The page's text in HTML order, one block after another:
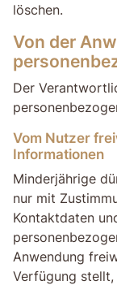
löschen.
Von der
Der
Vom Nutzer
Informationen
Minderjährige
nur mit
Kontaktdaten
Anwendung
Verfügung